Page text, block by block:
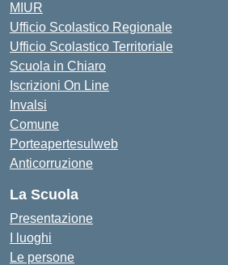
MIUR
Ufficio Scolastico Regionale
Ufficio Scolastico Territoriale
Scuola in Chiaro
Iscrizioni On Line
Invalsi
Comune
Porteapertesulweb
Anticorruzione
La Scuola
Presentazione
I luoghi
Le persone